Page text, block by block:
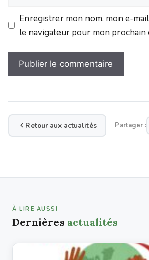
Enregistrer mon nom, mon e-
le navigateur pour mon prochain
Retour aux actualités Partager :
À LIRE AUSSI
Dernières actualités